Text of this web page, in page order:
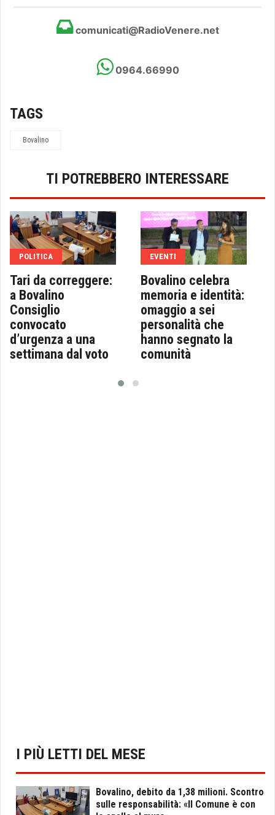
comunicati@RadioVenere.net
0964.66990
TAGS
Bovalino
TI POTREBBERO INTERESSARE
POLITICA
Tari da correggere:
a Bovalino
Consiglio
convocato
d’urgenza a una
settimana dal voto
EVENTI
Bovalino celebra
memoria e identità:
omaggio a sei
personalità che
hanno segnato la
comunità
I PIÙ LETTI DEL MESE
Bovalino, debito da 1,38 milioni. Scontro
sulle responsabilità: «Il Comune è con